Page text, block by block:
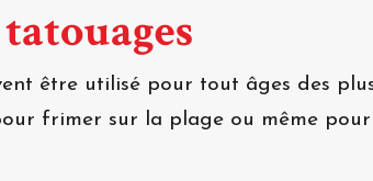
être utilisé pour tout âges des
frimer sur la plage ou même